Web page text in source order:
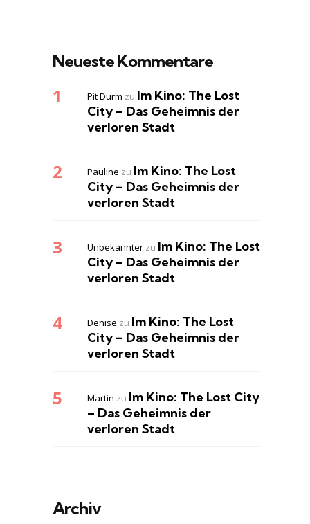
Neueste Kommentare
Pit Durm zu Im Kino: The Lost
City – Das Geheimnis der
verloren Stadt
Pauline zu Im Kino: The Lost
City – Das Geheimnis der
verloren Stadt
Unbekannter zu Im Kino: The Lost
City – Das Geheimnis der
verloren Stadt
Denise zu Im Kino: The Lost
City – Das Geheimnis der
verloren Stadt
Martin zu Im Kino: The Lost City
– Das Geheimnis der
verloren Stadt
Archiv